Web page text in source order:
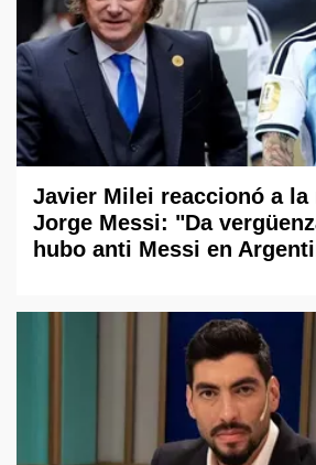
Javier Milei reaccionó a la
Jorge Messi: "Da
hubo anti Messi en